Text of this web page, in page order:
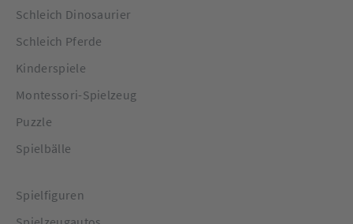
Schleich Dinosaurier
Schleich Pferde
Kinderspiele
Montessori-Spielzeug
Puzzle
Spielbälle
Spielfiguren